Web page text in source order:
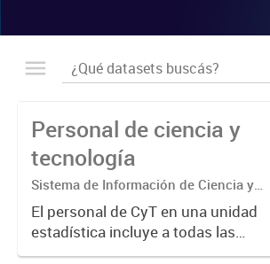
Personal de ciencia y
tecnología
Sistema de Información de Ciencia y
Tecnología Argentino (SICYTAR)
El personal de CyT en una unidad
estadística incluye a todas las
personas involucradas